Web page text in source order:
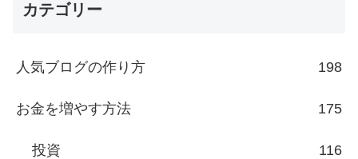
カテゴリー
人気ブログの作り方 198
お金を増やす方法 175
投資 116